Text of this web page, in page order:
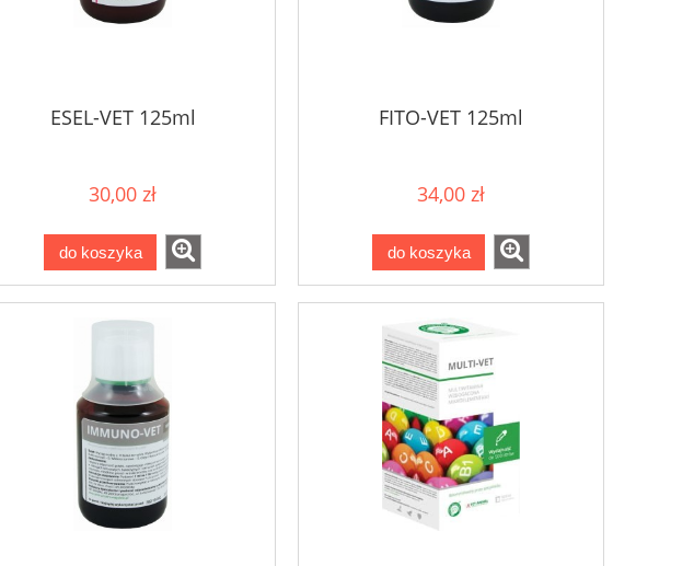
ESEL-VET 125ml
30,00 zł
do koszyka
FITO-VET 125ml
34,00 zł
do koszyka